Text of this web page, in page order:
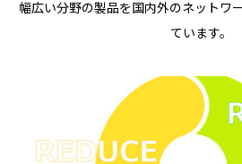
幅広い分野の製品を国内外のネットワ
ています。